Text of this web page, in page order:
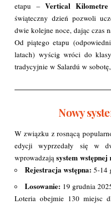
etapu –Vertical
świąteczny dzień pozwoli
dwie kolejne noce, dając czas
Od piątego etapu
latach) wyścig wróci do
tradycyjnie w Salardú w
Nowy
W związku z rosnącą
edycji wyprzedały się w
wprowadzają system
Rejestracja wstępna: 5-14
Losowanie: 19 grudnia
Loteria obejmie 130 miejsc